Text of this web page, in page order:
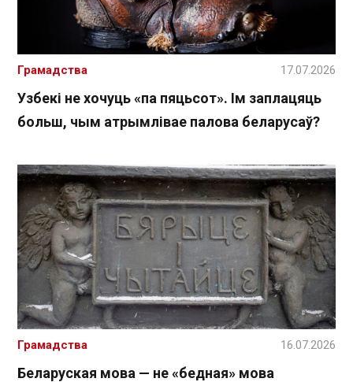
Узбекі не хочуць «па пяцьсот». Ім заплацяць
больш, чым атрымлівае палова беларусаў?
Грамадства 17.07.2026
Беларуская мова — не «бедная» мова
Грамадства 16.07.2026